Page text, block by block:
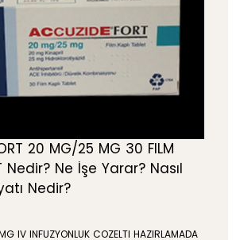
20 MG/25 MG 30 FILM
Nedir? Ne İşe Yarar? Nasıl
Nedir?